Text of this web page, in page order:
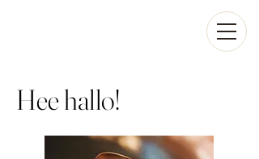
Hee hallo!